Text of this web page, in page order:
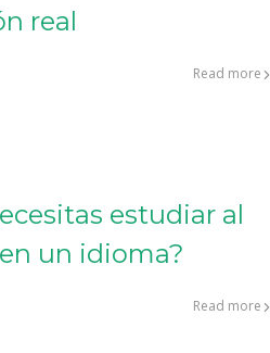
real
Read more
estudiar al
un idioma?
Read more